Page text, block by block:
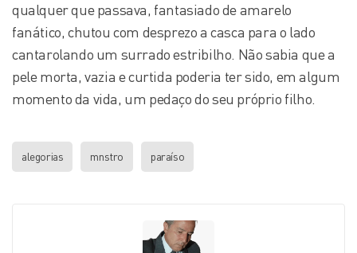
qualquer que passava, fantasiado de amarelo
fanático, chutou com desprezo a casca para o lado
cantarolando um surrado estribilho. Não sabia que a
pele morta, vazia e curtida poderia ter sido, em algum
momento da vida, um pedaço do seu próprio filho.
alegorias mnstro paraíso